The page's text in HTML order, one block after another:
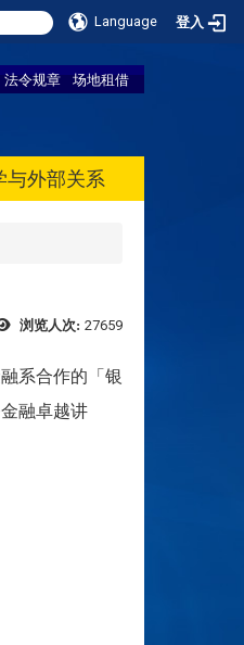
Language 登入
法令规章 场地租借
与外部关系
浏览人次: 27659
系合作的「银
融卓越讲